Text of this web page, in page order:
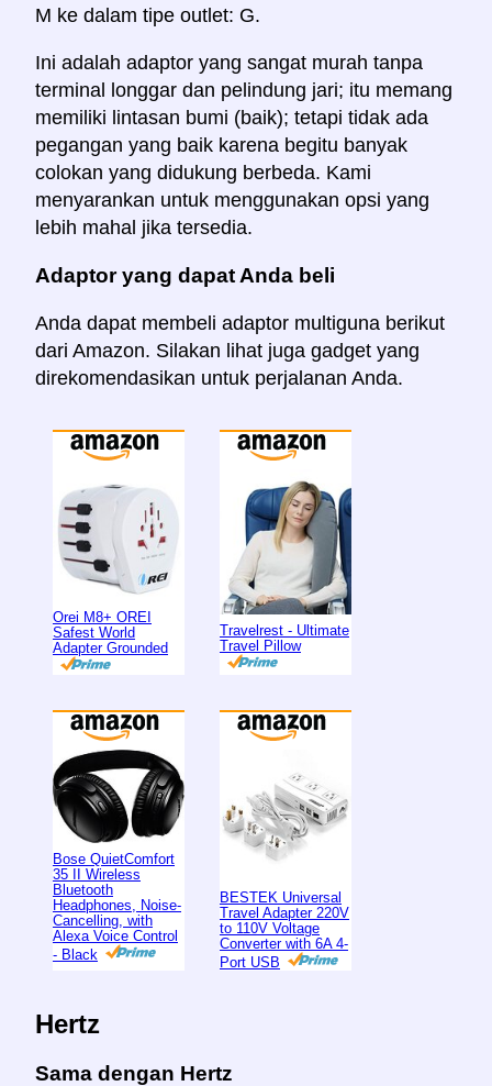
M ke dalam tipe outlet: G.
Ini adalah adaptor yang sangat murah tanpa
terminal longgar dan pelindung jari; itu memang
memiliki lintasan bumi (baik); tetapi tidak ada
pegangan yang baik karena begitu banyak
colokan yang didukung berbeda. Kami
menyarankan untuk menggunakan opsi yang
lebih mahal jika tersedia.
Adaptor yang dapat Anda beli
Anda dapat membeli adaptor multiguna berikut
dari Amazon. Silakan lihat juga gadget yang
direkomendasikan untuk perjalanan Anda.
Orei M8+ OREI
Safest World
Adapter Grounded
Travelrest - Ultimate
Travel Pillow
Bose QuietComfort
35 II Wireless
Bluetooth
Headphones, Noise-
Cancelling, with
Alexa Voice Control
- Black
BESTEK Universal
Travel Adapter 220V
to 110V Voltage
Converter with 6A 4-
Port USB
Hertz
Sama dengan Hertz